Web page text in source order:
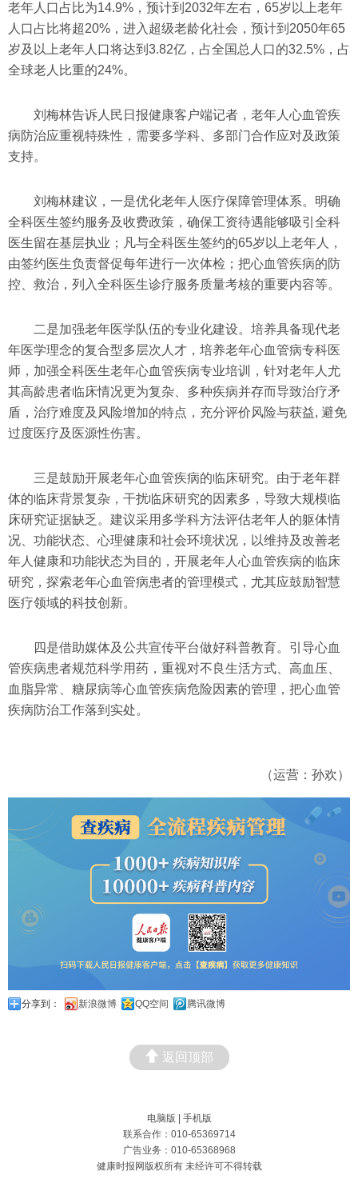
老年人口占比为14.9%，预计到2032年左右，65岁以上老年
人口占比将超20%，进入超级老龄化社会，预计到2050年65
岁及以上老年人口将达到3.82亿，占全国总人口的32.5%，占
全球老人比重的24%。
刘梅林告诉人民日报健康客户端记者，老年人心血管疾
病防治应重视特殊性，需要多学科、多部门合作应对及政策
支持。
刘梅林建议，一是优化老年人医疗保障管理体系。明确
全科医生签约服务及收费政策，确保工资待遇能够吸引全科
医生留在基层执业；凡与全科医生签约的65岁以上老年人，
由签约医生负责督促每年进行一次体检；把心血管疾病的防
控、救治，列入全科医生诊疗服务质量考核的重要内容等。
二是加强老年医学队伍的专业化建设。培养具备现代老
年医学理念的复合型多层次人才，培养老年心血管病专科医
师，加强全科医生老年心血管疾病专业培训，针对老年人尤
其高龄患者临床情况更为复杂、多种疾病并存而导致治疗矛
盾，治疗难度及风险增加的特点，充分评价风险与获益, 避免
过度医疗及医源性伤害。
三是鼓励开展老年心血管疾病的临床研究。由于老年群
体的临床背景复杂，干扰临床研究的因素多，导致大规模临
床研究证据缺乏。建议采用多学科方法评估老年人的躯体情
况、功能状态、心理健康和社会环境状况，以维持及改善老
年人健康和功能状态为目的，开展老年人心血管疾病的临床
研究，探索老年心血管病患者的管理模式，尤其应鼓励智慧
医疗领域的科技创新。
四是借助媒体及公共宣传平台做好科普教育。引导心血
管疾病患者规范科学用药，重视对不良生活方式、高血压、
血脂异常、糖尿病等心血管疾病危险因素的管理，把心血管
疾病防治工作落到实处。
（运营：孙欢）
分享到： 新浪微博 QQ空间 腾讯微博
返回顶部
电脑版
手机版
联系合作：010-65369714
广告业务：010-65368968
健康时报网版权所有 未经许可不得转载